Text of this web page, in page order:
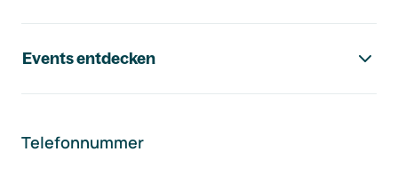
Events entdecken
Telefonnummer